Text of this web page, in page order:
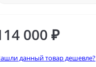
000 ₽
данный товар дешевле?